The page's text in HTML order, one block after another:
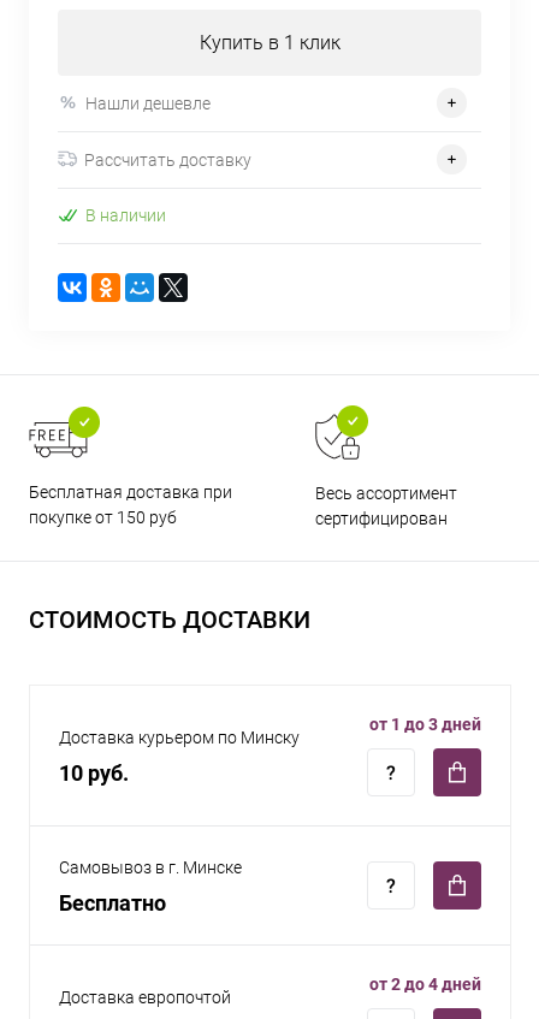
Купить в 1 клик
Нашли дешевле
Рассчитать доставку
В наличии
Бесплатная доставка при
покупке от 150 руб
Весь ассортимент
сертифицирован
СТОИМОСТЬ ДОСТАВКИ
Доставка курьером по Минску
10 руб.
от 1 до 3 дней
Самовывоз в г. Минске
Бесплатно
Доставка европочтой
от 2 до 4 дней